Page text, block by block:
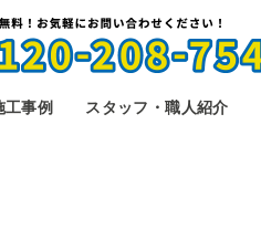
工事例 スタッフ・職人紹介